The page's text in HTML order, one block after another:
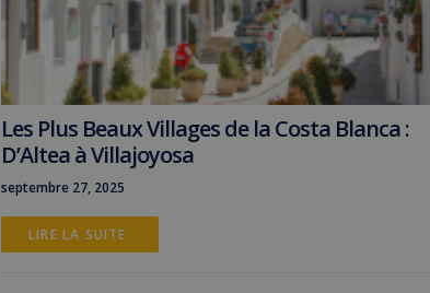
Les Plus Beaux Villages de la Costa Blanca :
D’Altea à Villajoyosa
septembre 27, 2025
LIRE LA SUITE